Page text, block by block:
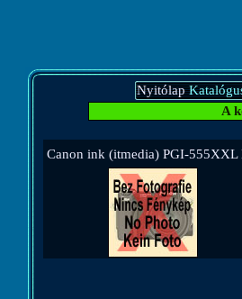
Nyitólap
A
Canon ink (itmedia) PGI-